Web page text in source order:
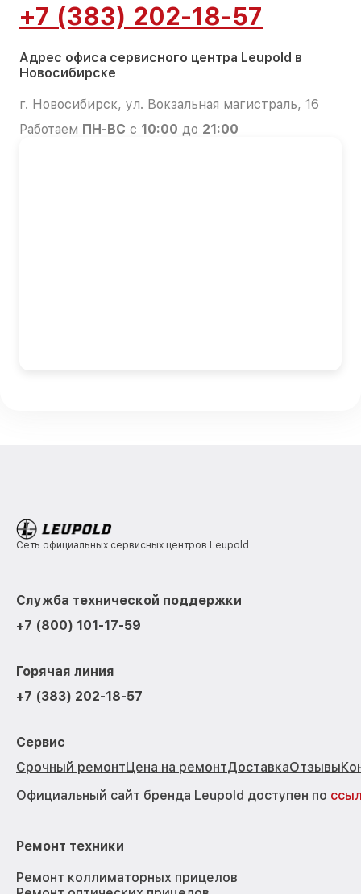
+7 (383) 202-18-57
Адрес офиса сервисного центра Leupold в
Новосибирске
г. Новосибирск, ул. Вокзальная магистраль, 16
Работаем ПН-ВС с 10:00 до 21:00
Сеть официальных сервисных центров Leupold
Служба технической поддержки
+7 (800) 101-17-59
Горячая линия
+7 (383) 202-18-57
Сервис
Срочный ремонтЦена на ремонтДоставкаОтзывы
Официальный сайт бренда Leupold доступен по
Ремонт техники
Ремонт коллиматорных прицелов